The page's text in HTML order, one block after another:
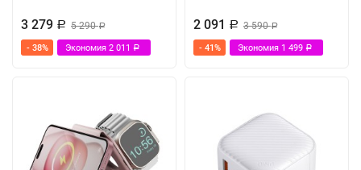
3 279 Р 5 290Р
- 38% Экономия 2 011 Р
2 091 Р 3 590Р
- 41% Экономия 1 499 Р